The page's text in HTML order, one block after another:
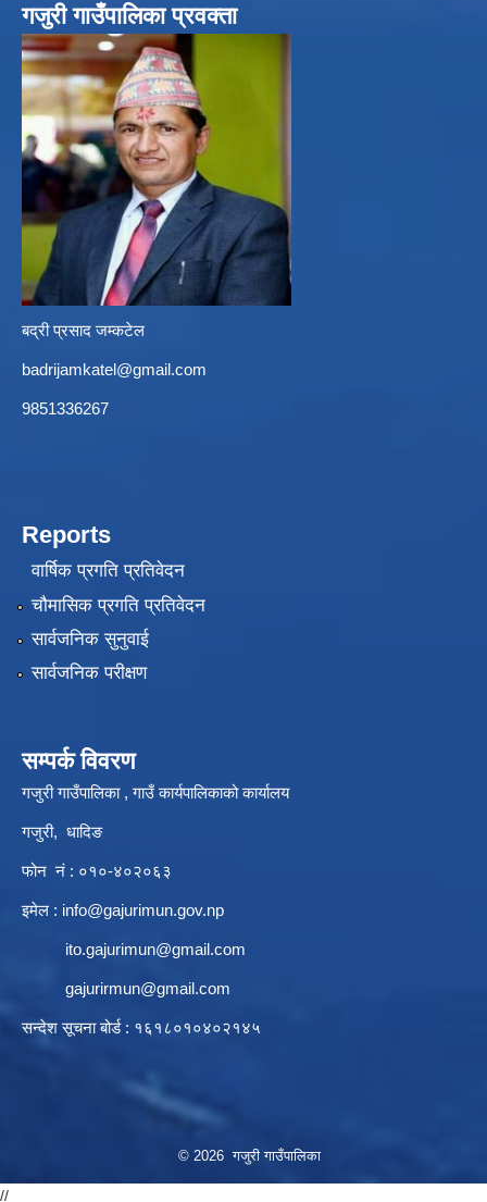
गजुरी गाउँपालिका प्रवक्ता
बद्री प्रसाद जम्कटेल
badrijamkatel@gmail.com
9851336267
Reports
वार्षिक प्रगति प्रतिवेदन
चौमासिक प्रगति प्रतिवेदन
सार्वजनिक सुनुवाई
सार्वजनिक परीक्षण
सम्पर्क विवरण
गजुरी गाउँपालिका , गाउँ कार्यपालिकाको कार्यालय
गजुरी, धादिङ
फोन नं : ०१०-४०२०६३
इमेल : info@gajurimun.gov.np
ito.gajurimun@gmail.com
gajurirmun@gmail.com
सन्देश सूचना बोर्ड : १६१८०१०४०२१४५
© 2026 गजुरी गाउँपालिका
//